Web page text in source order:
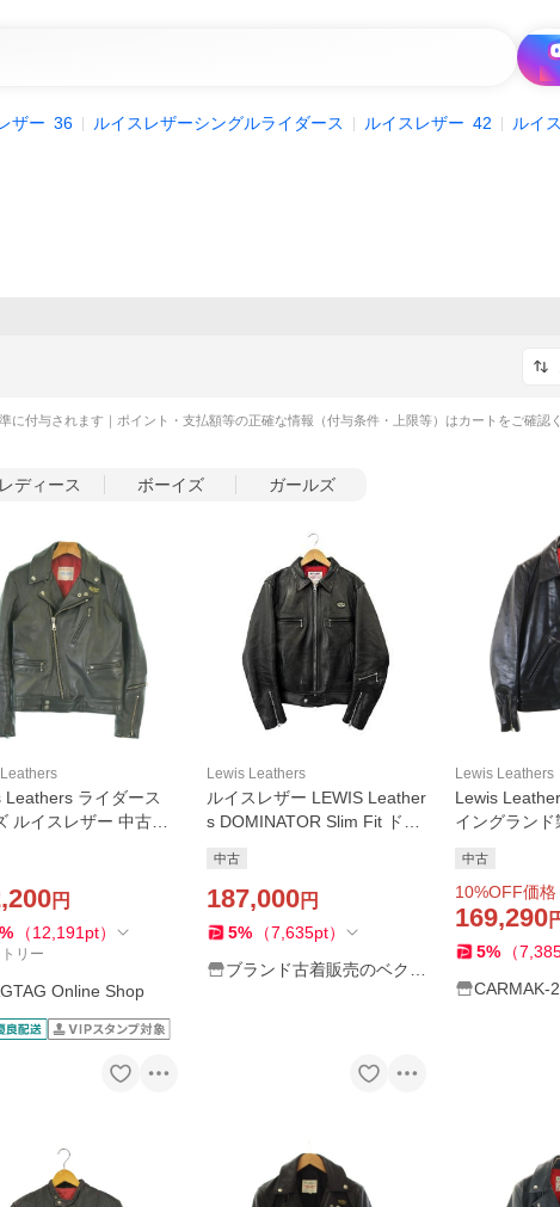
i と
ザー 36 ルイスレザーシングルライダース ルイスレザー 42 ルイ
に付与されます｜ポイント・支払額等の正確な情報（付与条件・上限等）はカートをご確認
レディース ボーイズ ガールズ
Leathers ライダース
ルイスレザー 中古
円
% （12,191 pt）
リー
Online Shop
Lewis Leathers
ルイスレザー LEWIS Leather
s DOMINATOR Slim Fit ドミ
ープ スキン ベジタブルタン
ニン ライダース ジャケット
中古
187,000円
5% （7,635pt）
ブランド古着販売のベクト
Lewis Leathers
Lewis
イングランド
ブラック メ
中古
10%OFF価格
169,290
5% （
CARMAK-